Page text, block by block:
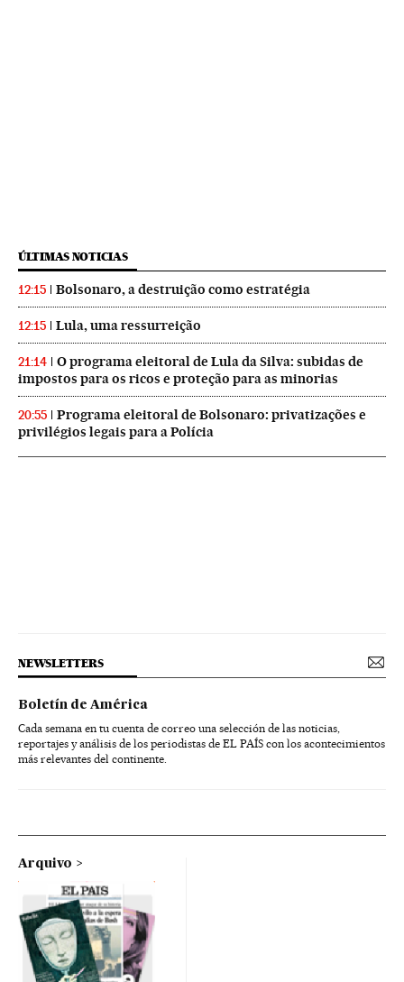
ÚLTIMAS NOTICIAS
12:15 Bolsonaro, a destruição como estratégia
12:15 Lula, uma ressurreição
21:14
O programa eleitoral de Lula da Silva: subidas de
impostos para os ricos e proteção para as minorias
20:55
Programa eleitoral de Bolsonaro: privatizações e
privilégios legais para a Polícia
NEWSLETTERS
Boletín de América
Cada semana en tu cuenta de correo una selección de las noticias,
reportajes y análisis de los periodistas de EL PAÍS con los acontecimientos
más relevantes del continente.
Arquivo